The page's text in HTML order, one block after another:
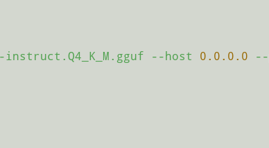
instruct.Q4_K_M.gguf --host 0.0 .0 .0